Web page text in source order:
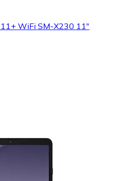
WiFi SM-X230 11"